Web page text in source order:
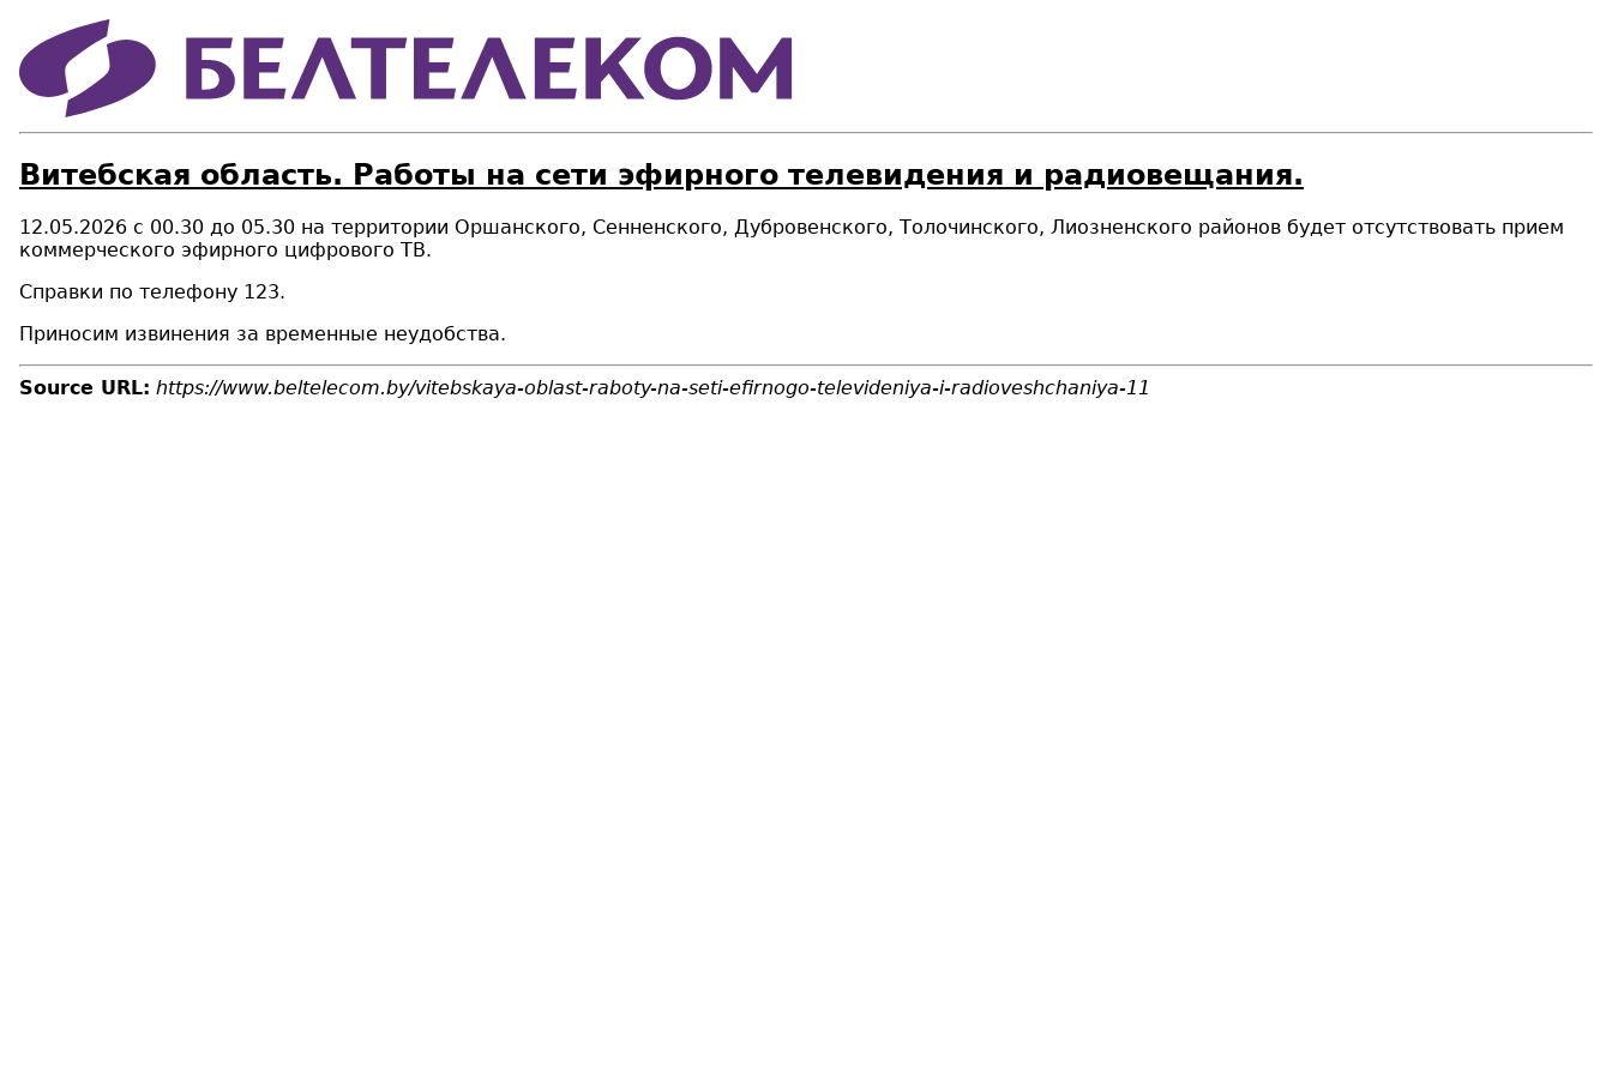
Витебская область. Работы на сети эфирного телевидения и радиовещания.
12.05.2026 с 00.30 до 05.30 на территории Оршанского, Сенненского, Дубровенского, Толочинского, Лиозненского районов будет отсутствовать прием
коммерческого эфирного цифрового ТВ.
Справки по телефону 123.
Приносим извинения за временные неудобства.
Source URL: https://www.beltelecom.by/vitebskaya-oblast-raboty-na-seti-efirnogo-televideniya-i-radioveshchaniya-11